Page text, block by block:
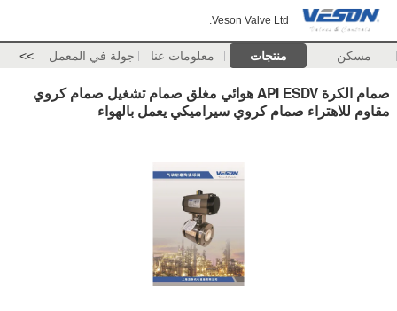
Veson Valve Ltd.
مسكن منتجات معلومات عنا جولة في المعمل >>
صمام الكرة API ESDV هوائي مغلق صمام تشغيل صمام كروي
مقاوم للاهتراء صمام كروي سيراميكي يعمل بالهواء